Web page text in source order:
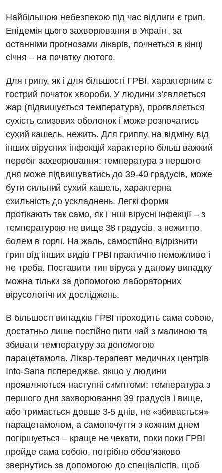
Відгуки
Комп’ютерна томографія
Магнітно-резонансна томографія
Нейросонографія
Рентгенографія
УЗД
Для дорослих
Акушерство і гінекологія
Алергологія, імунологія
Андрологія
Безоплатні послуги
Вакцинація
Відділення інтенсивної терапії
Відділення кардіосудинної патології та неврології
Гастроентерологія
Гінекологічне відділення
Денний стаціонар
Дерматовенерологія
Дієтологія
Ендокринологія
Кардіологія
Кардіохірургія
Відділення невідкладних станів
Відділення інтенсивної терапії
Гінекологічне відділення
Діагностичне відділення
Ендоскопічне відділення
Онкологічне відділлення
Офтальмологічне відділення
Педіатричне відділення
Терапевтичне відділення
Травматологічне відділення
Урологічне відділення
Хірургічне відділення
Швидка медична допомога
Декларування
Лікування гострого інфаркту
Національний скринінг здоров’я 40+
Українська
Російська
Найбільшою небезпекою під час відлиги є грип.
Епідемія цього захворювання в Україні, за
останніми прогнозами лікарів, почнеться в кінці
січня – на початку лютого.
Для грипу, як і для більшості ГРВІ, характерним є
гострий початок хвороби. У людини з’являється
жар (підвищується температура), проявляється
сухість слизових оболонок і може розпочатись
сухий кашель, нежить. Для гриппу, на відміну від
інших вірусних інфекцій характерно більш важкий
перебіг захворювання: температура з першого
дня може підвищуватись до 39-40 градусів, може
бути сильний сухий кашель, характерна
схильність до ускладнень. Легкі форми
протікають так само, як і інші вірусні інфекції – з
температурою не вище 38 градусів, з нежиттю,
болем в горлі. На жаль, самостійно відрізнити
грип від інших видів ГРВІ практично неможливо і
не треба. Поставити тип віруса у даному випадку
можна тільки за допомогою лабораторних
вірусологічних досліджень.
В більшості випадків ГРВІ проходить сама собою,
достатньо лише постійно пити чай з малиною та
збивати температуру за допомогою
парацетамола. Лікар-терапевт медичних центрів
Into-Sana попереджає, якщо у людини
проявляються наступні симптоми: температура з
першого дня захворювання 39 градусів і вище,
або тримається довше 3-5 днів, не «збивається»
парацетамолом, а самопочуття з кожним днем
погіршується – краще не чекати, поки поки ГРВІ
пройде сама собою, потрібно обов’язково
звернутись за допомогою до спеціалістів, щоб